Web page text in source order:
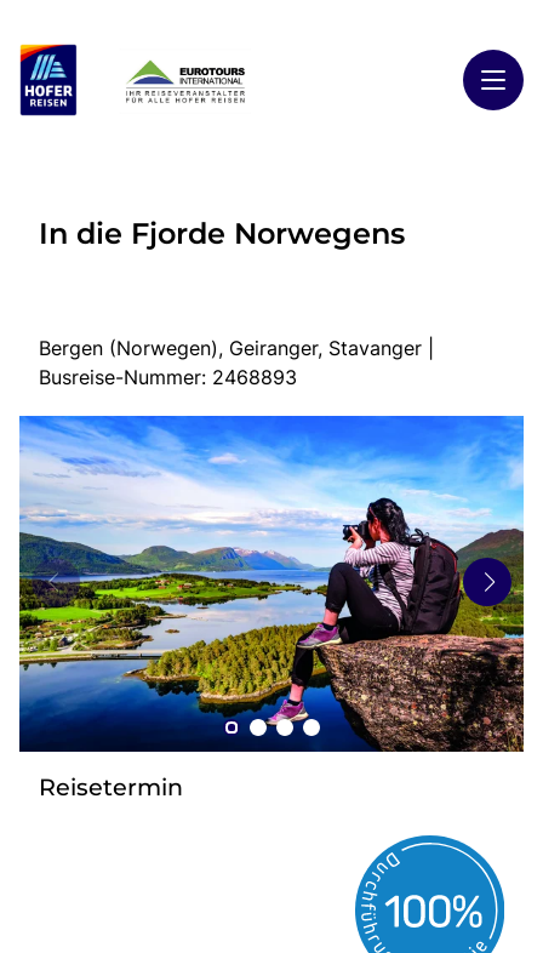
Highlights
Start
Busreisen
Kontakt
zurück zu HOFER REISEN
In die Fjorde Norwegens
Bergen (Norwegen), Geiranger, Stavanger |
Busreise-Nummer: 2468893
Reisetermin